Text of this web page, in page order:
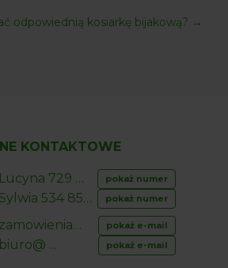
odpowiednią kosiarkę bijakową? →
KONTAKTOWE
Lucyna 729 856 ... pokaż numer
Sylwia 534 853 ... pokaż numer
zamowienia@ ... pokaż e-mail
biuro@ ... pokaż e-mail